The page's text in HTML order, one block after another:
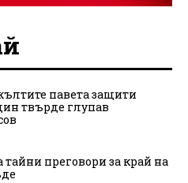
павета защити
твърде глупав
преговори за край на